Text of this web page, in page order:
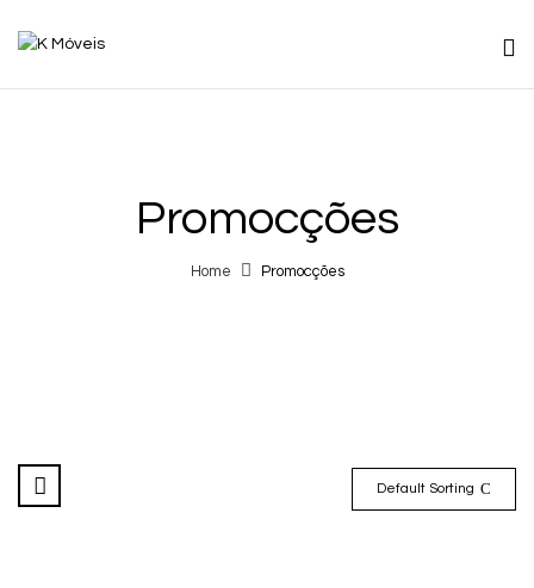
Promocções
Home Promocções
Default Sorting